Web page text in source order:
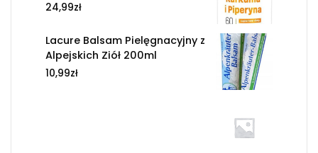
24,99zł
Lacure Balsam Pielęgnacyjny z
Alpejskich Ziół 200ml
10,99zł